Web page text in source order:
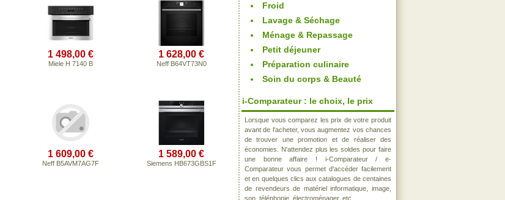
1 498,00 €
Miele H 7140 B
1 628,00 €
Neff B64VT73N0
1 609,00 €
Neff B5AVM7AG7F
1 589,00 €
Siemens HB673GBS1F
Froid
Lavage & Séchage
Ménage & Repassage
Petit déjeuner
Préparation culinaire
Soin du corps & Beauté
i-Comparateur : le choix, le prix
Lorsque vous comparez les prix de votre produit
avant de l'acheter, vous augmentez vos chances
de trouver une promotion et de réaliser des
économies. N'attendez plus les soldes pour faire
une bonne affaire ! i-Comparateur / e-
Comparateur vous permet d'accéder facilement
et en quelques clics aux catalogues de centaines
de revendeurs de matériel informatique, image,
son, téléphonie, électroménager, etc..